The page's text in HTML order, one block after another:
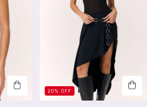
20% OFF